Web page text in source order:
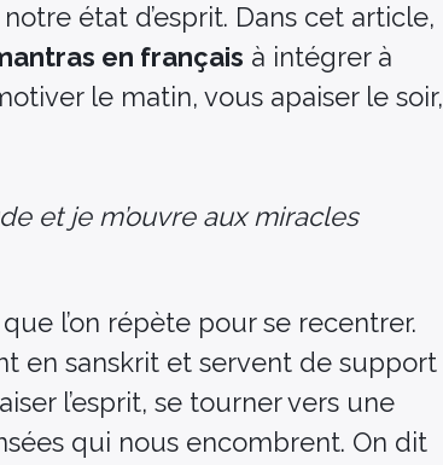
état d’esprit. Dans cet article,
en français à intégrer à
le matin, vous apaiser le soir,
et je m’ouvre aux miracles
l’on répète pour se recentrer.
en sanskrit et servent de support
l’esprit, se tourner vers une
qui nous encombrent. On dit